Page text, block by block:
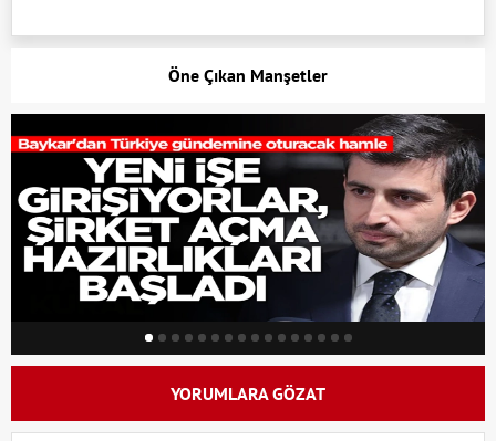
Öne Çıkan Manşetler
YORUMLARA GÖZAT